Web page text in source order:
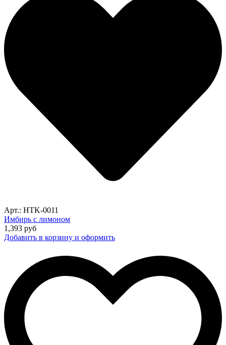
Арт.: HTK-0011
Имбирь с лимоном
1,393 руб
Добавить в корзину и оформить